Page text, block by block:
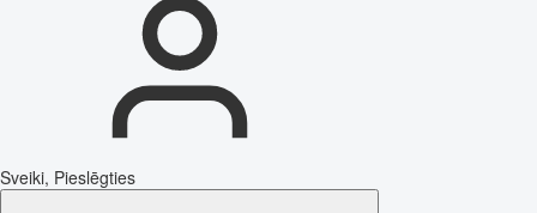
Sveiki, Pieslēgties